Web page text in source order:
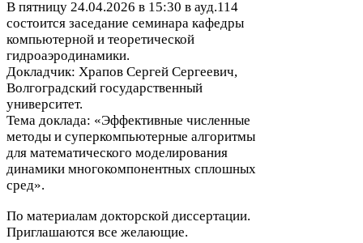
В пятницу 24.04.2026 в 15:30 в ауд.114
состоится заседание семинара кафедры
компьютерной и теоретической
гидроаэродинамики.
Докладчик: Храпов Сергей Сергеевич,
Волгоградский государственный
университет.
Тема доклада: «Эффективные численные
методы и суперкомпьютерные алгоритмы
для математического моделирования
динамики многокомпонентных сплошных
сред».
По материалам докторской диссертации.
Приглашаются все желающие.